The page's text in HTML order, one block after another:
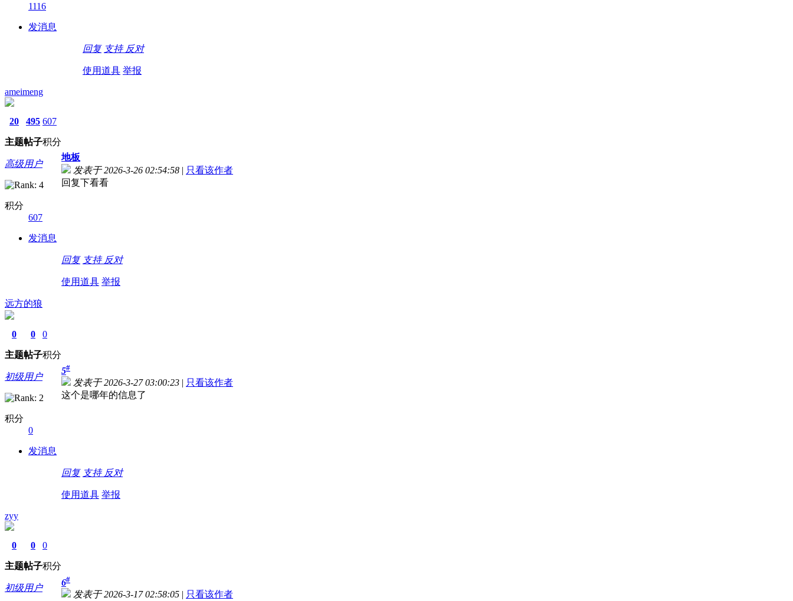
1116
发消息
回复 支持 反对
使用道具 举报
ameimeng
20
主题
495
帖子
607
积分
高级用户
积分
607
发消息
地板
发表于 2026-3-26 02:54:58 | 只看该作者
回复下看看
回复 支持 反对
使用道具 举报
远方的狼
0
主题
0
帖子
0
积分
初级用户
积分
0
发消息
5#
发表于 2026-3-27 03:00:23 | 只看该作者
这个是哪年的信息了
回复 支持 反对
使用道具 举报
zyy
0
主题
0
帖子
0
积分
初级用户
6#
发表于 2026-3-17 02:58:05 | 只看该作者